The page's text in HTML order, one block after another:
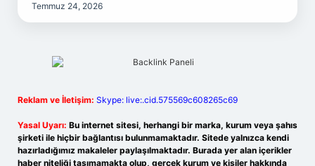
Temmuz 24, 2026
Reklam ve İletişim: Skype: live:.cid.575569c608265c69
Yasal Uyarı: Bu internet sitesi, herhangi bir marka, kurum veya şahıs
şirketi ile hiçbir bağlantısı bulunmamaktadır. Sitede yalnızca kendi
hazırladığımız makaleler paylaşılmaktadır. Burada yer alan içerikler
haber niteliği taşımamakta olup, gerçek kurum ve kişiler hakkında